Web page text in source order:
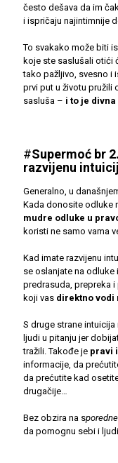
često dešava da im
i ispričaju najintimnije
To svakako može biti
koje ste saslušali otići
tako pažljivo, svesno i
prvi put u životu pružili
sasluša – i to je
#Supermoć br
razvijenu
Generalno, u
Kada donosite odluke
mudre odluke u
koristi ne samo vama
Kad imate razvijenu
se oslanjate na
predrasuda, prepreka i
koji vas direktno vodi
S druge strane
ljudi u pitanju jer
tražili. Takođe je pravi
informacije, da
da prećutite kad
drugačije…
Bez obzira na s
da pomognu sebi i